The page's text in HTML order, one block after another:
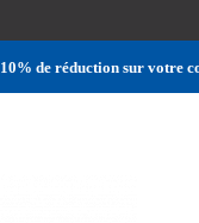
10% de réduction sur votre